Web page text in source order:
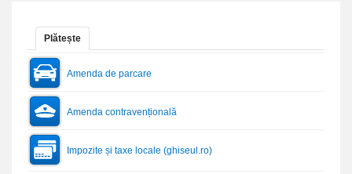
Plătește
Amenda de parcare
Amenda contravențională
Impozite și taxe locale (ghiseul.ro)